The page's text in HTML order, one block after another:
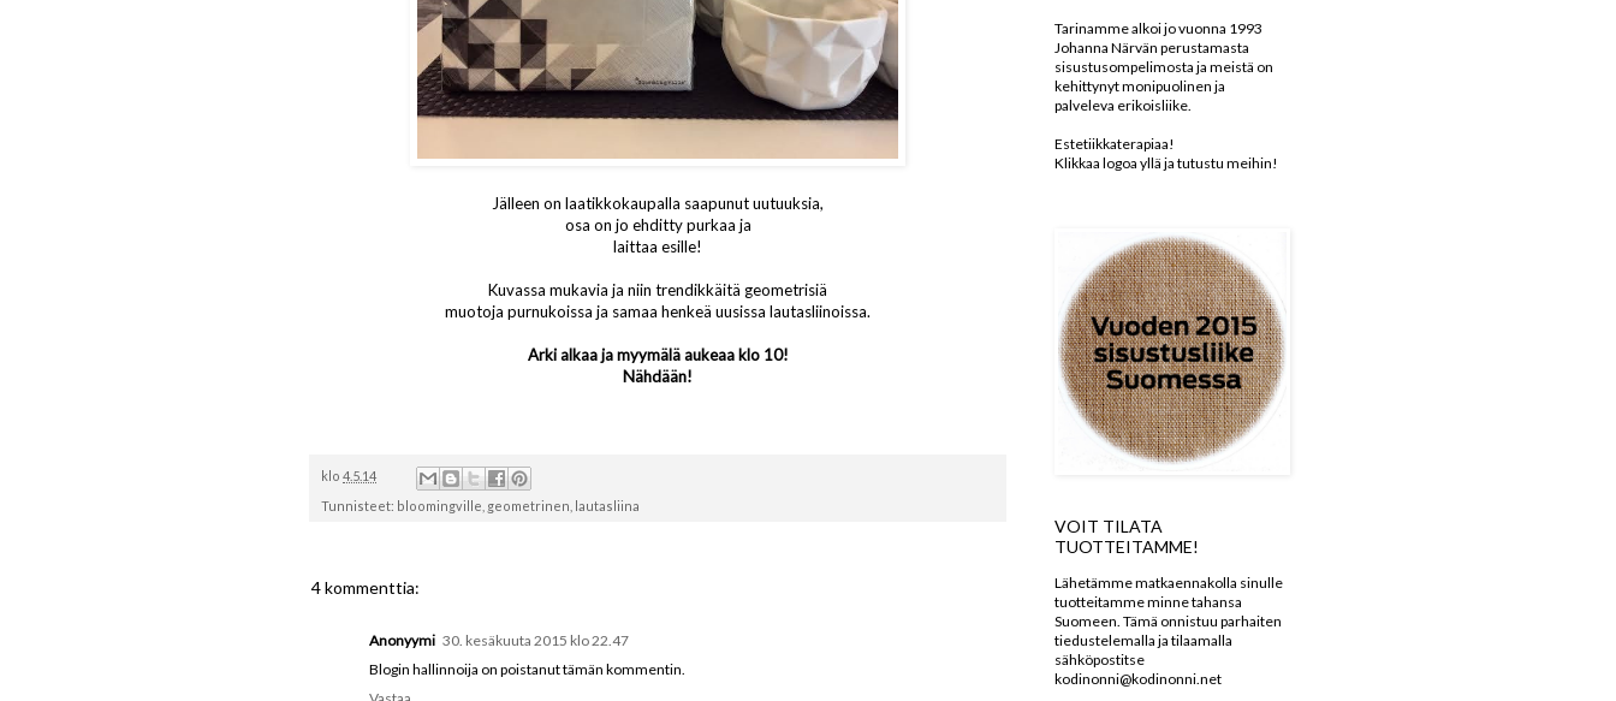
Jälleen on laatikkokaupalla saapunut uutuuksia,
osa on jo ehditty purkaa ja
laittaa esille!
Kuvassa mukavia ja niin trendikkäitä geometrisiä
muotoja purnukoissa ja samaa henkeä uusissa lautasliinoissa.
Arki alkaa ja myymälä aukeaa klo 10!
Nähdään!
klo 4.5.14
Tunnisteet: bloomingville geometrinen lautasliina
4 kommenttia:
Anonyymi 30. kesäkuuta 2015 klo 22.47
Blogin hallinnoija on poistanut tämän kommentin.
Tarinamme alkoi jo vuonna 1993
Johanna Närvän perustamasta
sisustusompelimosta ja meistä on
kehittynyt monipuolinen ja
palveleva erikoisliike.
Estetiikkaterapiaa!
Klikkaa logoa yllä ja tutustu meihin!
VOIT TILATA
TUOTTEITAMME!
Lähetämme matkaennakolla sinulle
tuotteitamme minne tahansa
Suomeen. Tämä onnistuu parhaiten
tiedustelemalla ja tilaamalla
sähköpostitse
kodinonni@kodinonni.net